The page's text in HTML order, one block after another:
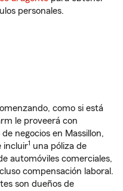
personales.
como si está
le proveerá con
negocios en Massillon,
incluir1 una póliza de
automóviles comerciales,
compensación laboral.
son dueños de